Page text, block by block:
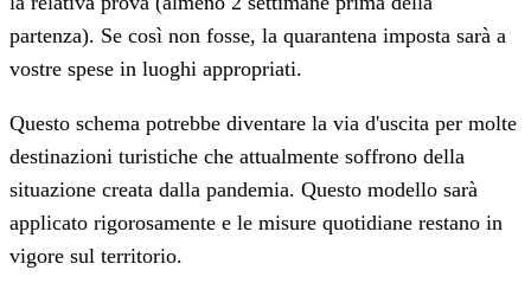
partenza). Se così non fosse, la quarantena imposta sarà a
vostre spese in luoghi appropriati.
Questo schema potrebbe diventare la via d'uscita per molte
destinazioni turistiche che attualmente soffrono della
situazione creata dalla pandemia. Questo modello sarà
applicato rigorosamente e le misure quotidiane restano in
vigore sul territorio.